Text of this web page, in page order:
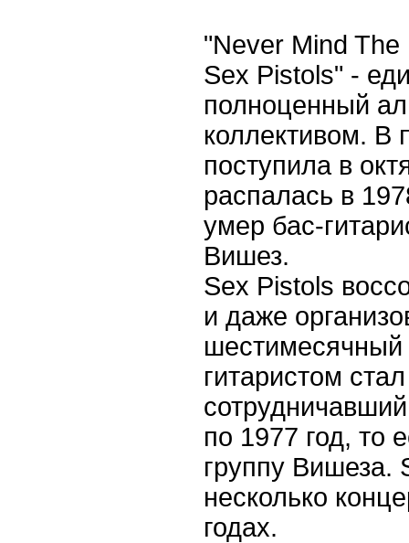
"Never Mind The
Sex Pistols" -
полноценный
коллективом. В
поступила в
распалась в
умер бас-
Вишез.
Sex Pistols
и даже
шестимесячный
гитаристом
по 1977 год, то
группу Вишеза.
несколько
годах.